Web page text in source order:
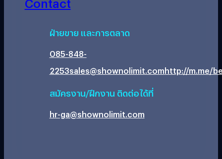
ฝ่ายขาย และการตลาด
085-848-
2253sales@shownolimit.comhttp://m.me/
สมัครงาน/ฝึกงาน ติดต่อได้ที่
hr-ga@shownolimit.com